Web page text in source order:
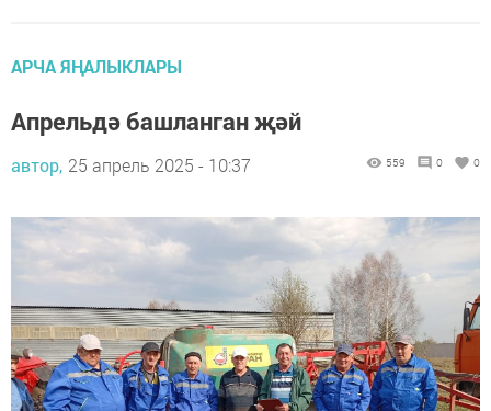
АРЧА ЯҢАЛЫКЛАРЫ
Апрельдә башланган җәй
автор, 25 апрель 2025 - 10:37 559 0 0